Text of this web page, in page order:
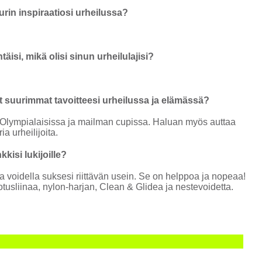
inspiraatiosi urheilussa?
mikä olisi sinun urheilulajisi?
suurimmat tavoitteesi urheilussa ja elämässä?
ja mailman cupissa. Haluan myös auttaa
urheilijoita.
lukijoille?
voidella suksesi riittävän usein. Se on helppoa ja nopeaa!
nylon-harjan, Clean & Glidea ja nestevoidetta.